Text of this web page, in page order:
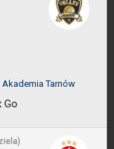
Tarnów
Go